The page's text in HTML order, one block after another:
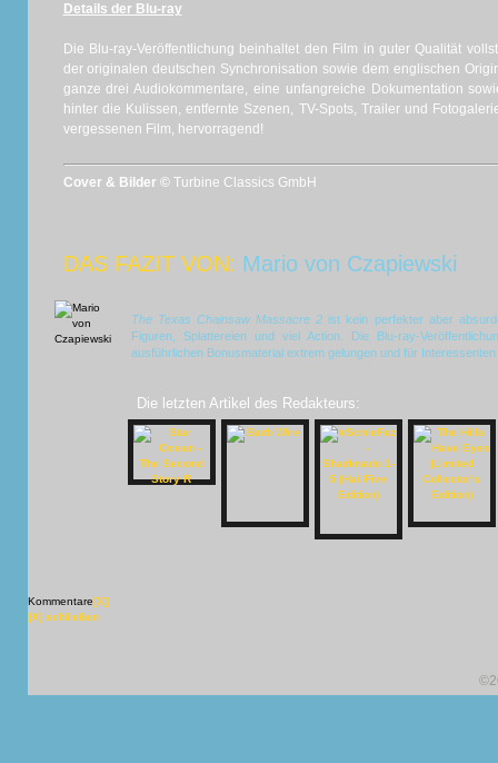
Details der Blu-ray
Die Blu-ray-Veröffentlichung beinhaltet den Film in guter Qualität
der originalen deutschen Synchronisation sowie dem englischen
ganze drei Audiokommentare, eine unfangreiche Dokumentation
hinter die Kulissen, entfernte Szenen, TV-Spots, Trailer und
vergessenen Film, hervorragend!
Cover & Bilder © Turbine Classics GmbH
DAS FAZIT VON: Mario von Czapiewski
The Texas Chainsaw Massacre 2 ist kein perfekter aber
Figuren, Splattereien und viel Action. Die Blu-ray-
ausführlichen Bonusmaterial extrem gelungen und für
Die letzten Artikel des Redakteurs:
Kommentare[X]
[X] schließen